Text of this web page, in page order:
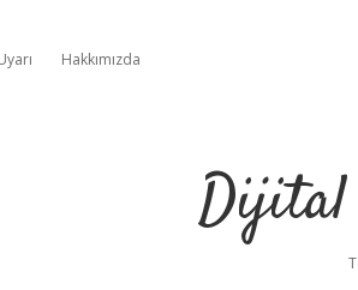
Hakkımızda
Dijital